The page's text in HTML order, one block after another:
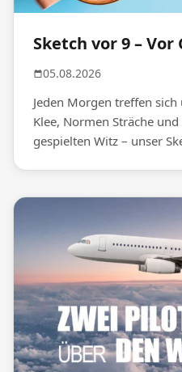
Sketch vor 9 – Vor
05.08.2026
Jeden Morgen treffen
Klee, Normen Sträche
gespielten Witz – unser